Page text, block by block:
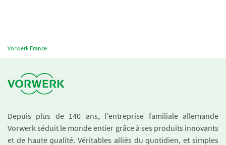
Vorwerk France
Depuis plus de 140 ans, l'entreprise familiale allemande
Vorwerk séduit le monde entier grâce à ses produits innovants
et de haute qualité. Véritables alliés du quotidien, et simples